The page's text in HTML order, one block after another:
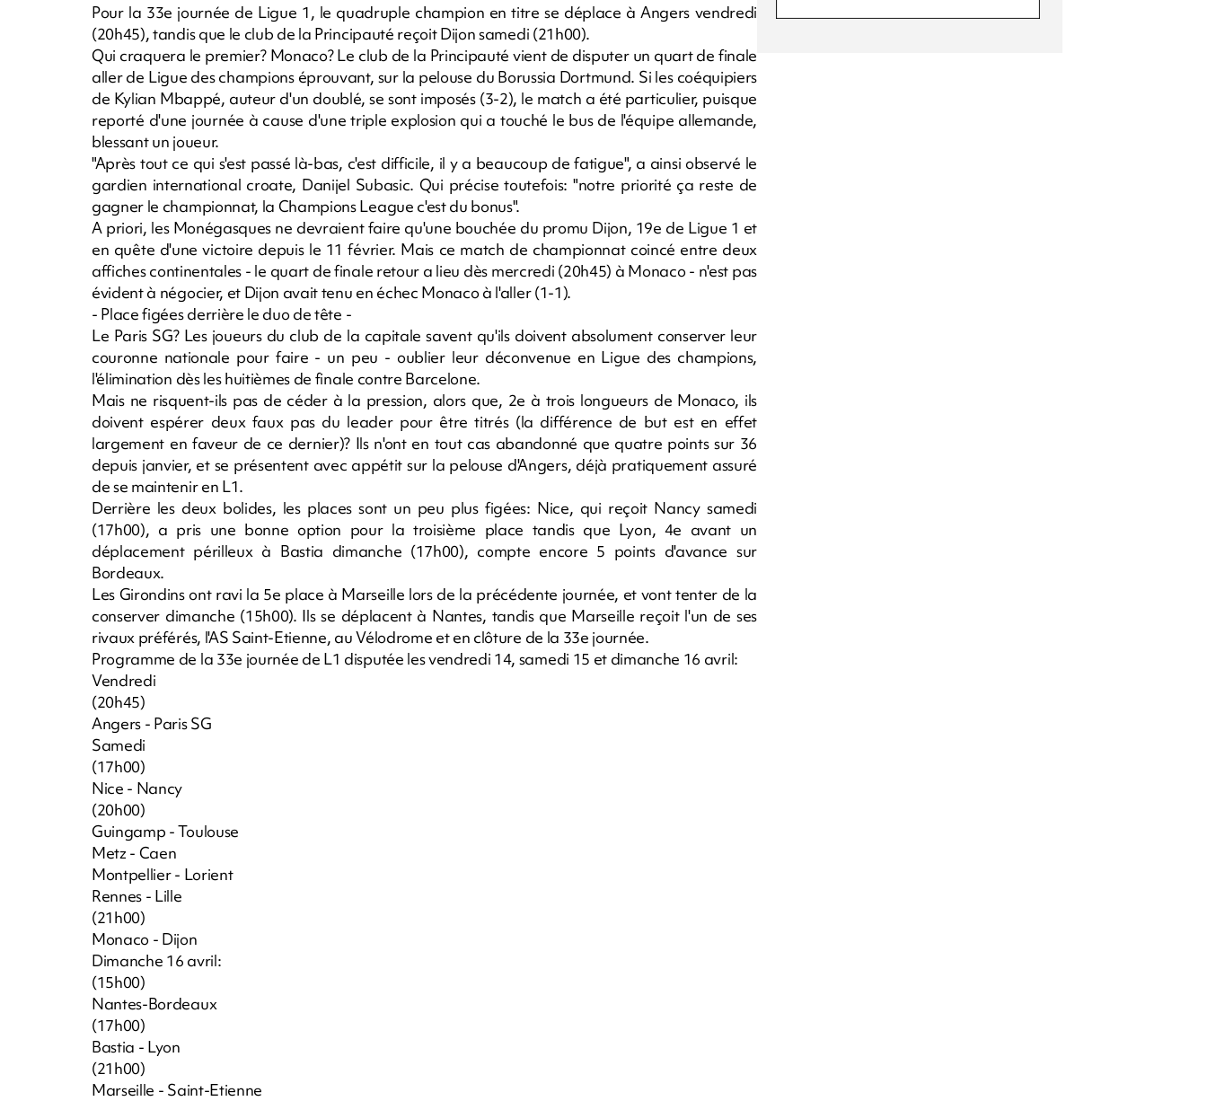
Pour la 33e journée de Ligue 1, le quadruple champion en titre se déplace à Angers vendredi
(20h45), tandis que le club de la Principauté reçoit Dijon samedi (21h00).
Qui craquera le premier? Monaco? Le club de la Principauté vient de disputer un quart de finale
aller de Ligue des champions éprouvant, sur la pelouse du Borussia Dortmund. Si les coéquipiers
de Kylian Mbappé, auteur d'un doublé, se sont imposés (3-2), le match a été particulier, puisque
reporté d'une journée à cause d'une triple explosion qui a touché le bus de l'équipe allemande,
blessant un joueur.
"Après tout ce qui s'est passé là-bas, c'est difficile, il y a beaucoup de fatigue", a ainsi observé le
gardien international croate, Danijel Subasic. Qui précise toutefois: "notre priorité ça reste de
gagner le championnat, la Champions League c'est du bonus".
A priori, les Monégasques ne devraient faire qu'une bouchée du promu Dijon, 19e de Ligue 1 et
en quête d'une victoire depuis le 11 février. Mais ce match de championnat coincé entre deux
affiches continentales - le quart de finale retour a lieu dès mercredi (20h45) à Monaco - n'est pas
évident à négocier, et Dijon avait tenu en échec Monaco à l'aller (1-1).
- Place figées derrière le duo de tête -
Le Paris SG? Les joueurs du club de la capitale savent qu'ils doivent absolument conserver leur
couronne nationale pour faire - un peu - oublier leur déconvenue en Ligue des champions,
l'élimination dès les huitièmes de finale contre Barcelone.
Mais ne risquent-ils pas de céder à la pression, alors que, 2e à trois longueurs de Monaco, ils
doivent espérer deux faux pas du leader pour être titrés (la différence de but est en effet
largement en faveur de ce dernier)? Ils n'ont en tout cas abandonné que quatre points sur 36
depuis janvier, et se présentent avec appétit sur la pelouse d'Angers, déjà pratiquement assuré
de se maintenir en L1.
Derrière les deux bolides, les places sont un peu plus figées: Nice, qui reçoit Nancy samedi
(17h00), a pris une bonne option pour la troisième place tandis que Lyon, 4e avant un
déplacement périlleux à Bastia dimanche (17h00), compte encore 5 points d'avance sur
Bordeaux.
Les Girondins ont ravi la 5e place à Marseille lors de la précédente journée, et vont tenter de la
conserver dimanche (15h00). Ils se déplacent à Nantes, tandis que Marseille reçoit l'un de ses
rivaux préférés, l'AS Saint-Etienne, au Vélodrome et en clôture de la 33e journée.
Programme de la 33e journée de L1 disputée les vendredi 14, samedi 15 et dimanche 16 avril:
Vendredi
(20h45)
Angers - Paris SG
Samedi
(17h00)
Nice - Nancy
(20h00)
Guingamp - Toulouse
Metz - Caen
Montpellier - Lorient
Rennes - Lille
(21h00)
Monaco - Dijon
Dimanche 16 avril:
(15h00)
Nantes-Bordeaux
(17h00)
Bastia - Lyon
(21h00)
Marseille - Saint-Etienne